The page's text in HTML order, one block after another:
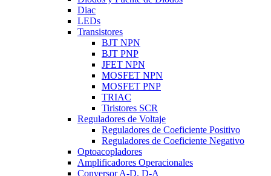
Diac
LEDs
Transistores
BJT NPN
BJT PNP
JFET NPN
MOSFET NPN
MOSFET PNP
TRIAC
Tiristores SCR
Reguladores de Voltaje
Reguladores de Coeficiente Positivo
Reguladores de Coeficiente Negativo
Optoacopladores
Amplificadores Operacionales
Conversor A-D, D-A